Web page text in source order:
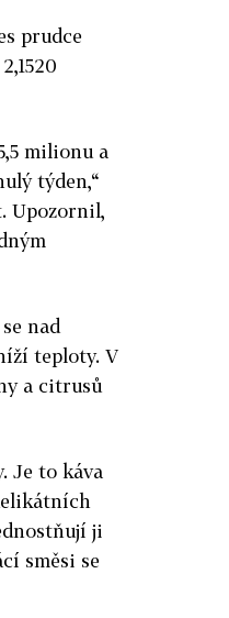
prudce
milionu a
týden,“
Upozornil,
nad
teploty. V
a citrusů
Je to káva
ji
směsi se